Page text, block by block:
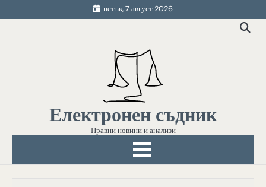
to
петък, 7 август 2026
Електронен съдник
Правни новини и анализи